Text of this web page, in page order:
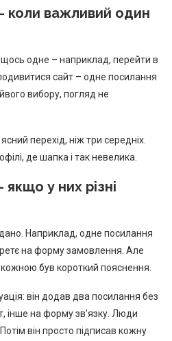
коли важливий один
одне – наприклад, перейти в
сайт – одне посилання
вибору, погляд не
перехід, ніж три середніх.
де шапка і так невелика.
якщо у них різні
Наприклад, одне посилання
на форму замовлення. Але
був короткий пояснення.
він додав два посилання без
інше на форму зв’язку. Люди
він просто підписав кожну